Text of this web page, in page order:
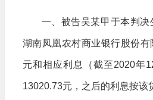
一、被告吴某甲于本判
湖南凤凰农村商业银行股份
元和相应利息（截至2020年
13020.73元，之后的利息按该